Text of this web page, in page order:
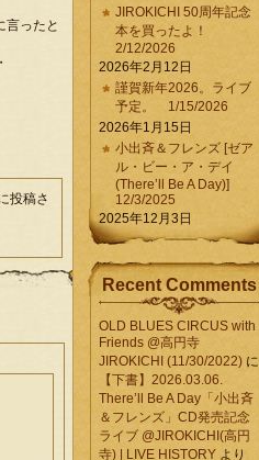
言ったと
投稿さ
JIROKICHI 50周年記念
本を買ったよ！
2/12/2026
2026年2月12日
謹賀新年2026。ライブ
予定。 1/15/2026
2026年1月15日
小出斉＆フレンズ [ゼア
ル・ビー・ア・デイ
(There’ll Be A Day)]
12/3/2025
2025年12月3日
Recent Comments
OLD BLUES CIRCUS with
Friends @高円寺
JIROKICHI (11/30/2022) に
【下書】2026.03.06.
There’ll Be A Day「小出斉
＆フレンズ」CD発売記念
ライブ @JIROKICHI(高円
寺) | LIVE HISTORY より